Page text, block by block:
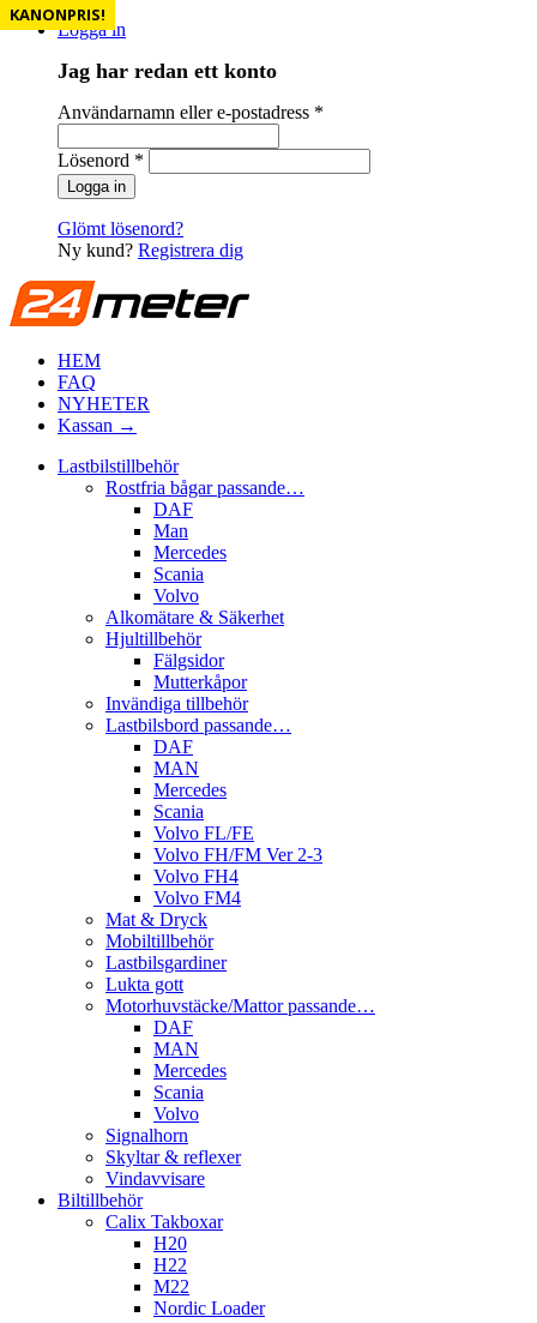
Logga in
Jag har redan ett konto
Användarnamn eller e-postadress *
Lösenord *
Glömt lösenord?
Ny kund? Registrera dig
HEM
FAQ
NYHETER
Kassan →
Lastbilstillbehör
Rostfria bågar passande…
DAF
Man
Mercedes
Scania
Volvo
Alkomätare & Säkerhet
Hjultillbehör
Fälgsidor
Mutterkåpor
Invändiga tillbehör
Lastbilsbord passande…
DAF
MAN
Mercedes
Scania
Volvo FL/FE
Volvo FH/FM Ver 2-3
Volvo FH4
Volvo FM4
Mat & Dryck
Mobiltillbehör
Lastbilsgardiner
Lukta gott
Motorhuvstäcke/Mattor passande…
DAF
MAN
Mercedes
Scania
Volvo
Signalhorn
Skyltar & reflexer
Vindavvisare
Biltillbehör
Calix Takboxar
H20
H22
M22
Nordic Loader
KANONPRIS!
KANONPRIS!